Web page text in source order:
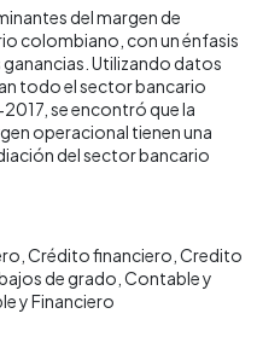
del margen de
colombiano, con un énfasis
Utilizando datos
todo el sector bancario
se encontró que la
operacional tienen una
del sector bancario
Crédito financiero Credito
de grado Contable y
y Financiero